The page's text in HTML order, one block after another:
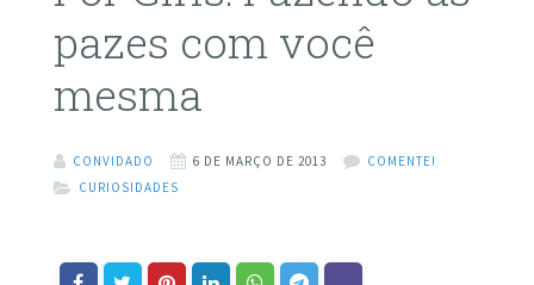
pazes com você
mesma
CONVIDADO 6 DE MARÇO DE 2013
COMENTE!
CURIOSIDADES